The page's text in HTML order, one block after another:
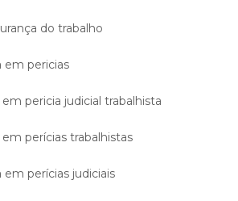
do trabalho
em pericias
pericia judicial trabalhista
perícias trabalhistas
perícias judiciais